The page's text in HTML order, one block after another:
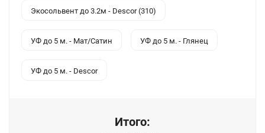
Экосольвент до 3.2м - Descor (310)
УФ до 5 м. - Мат/Сатин УФ до 5 м. - Глянец
УФ до 5 м. - Descor
Итого: